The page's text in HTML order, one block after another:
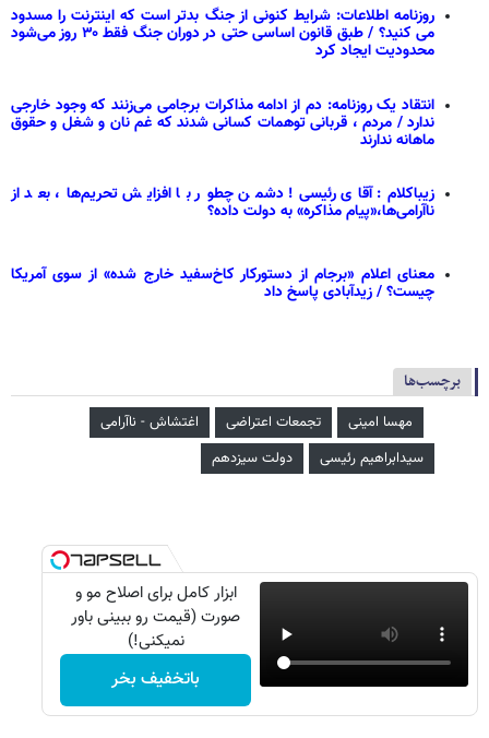
روزنامه اطلاعات: شرایط کنونی از جنگ بدتر است که اینترنت را مسدود
می کنید؟ / طبق قانون اساسی حتی در دوران جنگ فقط ۳۰ روز می‌شود
محدودیت ایجاد کرد
انتقاد یک روزنامه: دم از ادامه مذاکرات برجامی می‌زنند که وجود خارجی
ندارد / مردم ‌، قربانی توهمات کسانی شدند که غم نان و شغل و حقوق
ماهانه ندارند
زیباکلام: آقای رئیسی! دشمن چطور با افزایش تحریم‌ها، بعد از
ناآرامی‌ها،«پیام مذاکره» به دولت داده؟
معنای اعلام «برجام از دستورکار کاخ‌سفید خارج شده» از سوی آمریکا
چیست؟ / زیدآبادی پاسخ داد
برچسب‌ها
مهسا امینی تجمعات اعتراضی
اغتشاش - ناآرامی
سیدابراهیم رئیسی
دولت سیزدهم
ابزار کامل برای اصلاح مو و
صورت (قیمت رو ببینی باور
نمیکنی!)
باتخفیف بخر